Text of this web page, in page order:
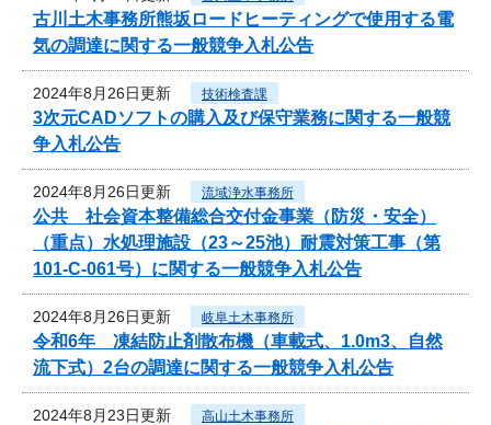
古川土木事務所熊坂ロードヒーティングで使用する電
気の調達に関する一般競争入札公告
2024年8月26日更新 技術検査課
3次元CADソフトの購入及び保守業務に関する一般競
争入札公告
2024年8月26日更新 流域浄水事務所
公共 社会資本整備総合交付金事業（防災・安全）
（重点）水処理施設（23～25池）耐震対策工事（第
101-C-061号）に関する一般競争入札公告
2024年8月26日更新 岐阜土木事務所
令和6年 凍結防止剤散布機（車載式、1.0m3、自然
流下式）2台の調達に関する一般競争入札公告
2024年8月23日更新 高山土木事務所